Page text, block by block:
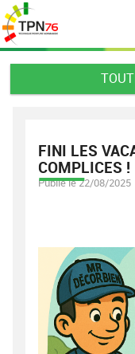
FINI LES
COMPLICES !
Publié le 22/08/2025